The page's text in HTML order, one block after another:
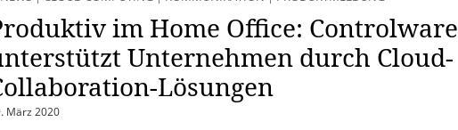
im Home Office: Controlware
Unternehmen durch Cloud-
Lösungen
März 2020